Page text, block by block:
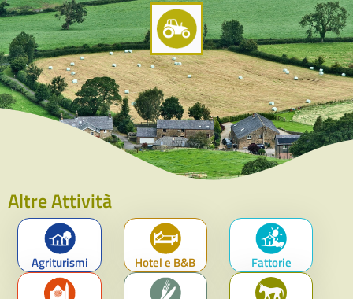
Altre Attività
Agriturismi Hotel e B&B Fattorie